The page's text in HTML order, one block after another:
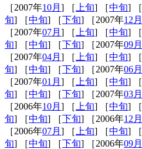
［2007年10月 ] ［ 上旬] ［中旬] ［
旬] ［中旬] ［下旬] ［2007年12月
［2007年07月 ] ［ 上旬] ［中旬] ［
旬] ［中旬] ［下旬] ［2007年09月
［2007年04月 ] ［ 上旬] ［中旬] ［
旬] ［中旬] ［下旬] ［2007年06月
［2007年01月 ] ［ 上旬] ［中旬] ［
旬] ［中旬] ［下旬] ［2007年03月
［2006年10月 ] ［ 上旬] ［中旬] ［
旬] ［中旬] ［下旬] ［2006年12月
［2006年07月 ] ［ 上旬] ［中旬] ［
旬] ［中旬] ［下旬] ［2006年09月